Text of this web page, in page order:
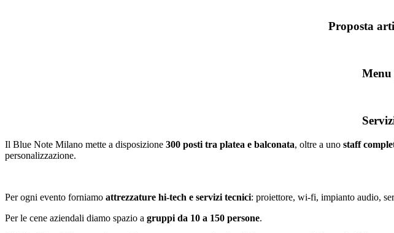
Proposta
Menu
Il Blue Note Milano mette a disposizione 300 posti tra platea e balconata, oltre a uno staff
personalizzazione.
Per ogni evento forniamo attrezzature hi-tech e servizi tecnici: proiettore, wi-fi, impianto audio,
Per le cene aziendali diamo spazio a gruppi da 10 a 150 persone.